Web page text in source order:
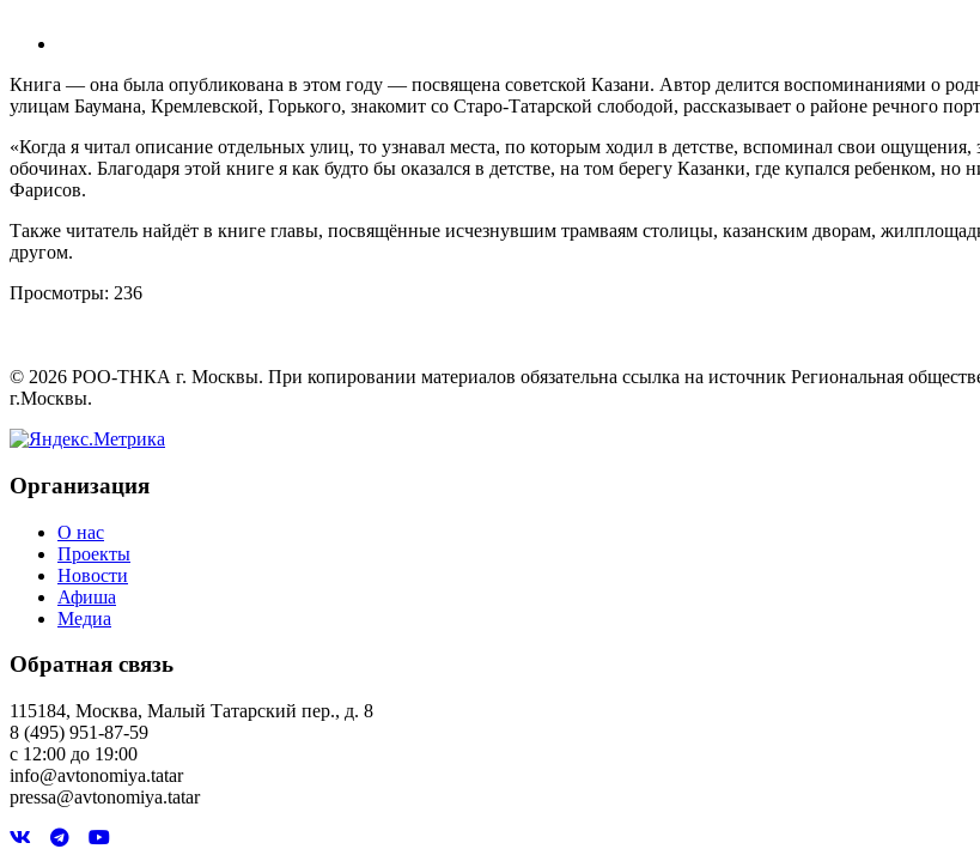
Книга — она была опубликована в этом году — посвящена советской Казани. Автор делится воспоминаниями о
улицам Баумана, Кремлевской, Горького, знакомит со Старо-Татарской слободой, рассказывает о районе речного
«Когда я читал описание отдельных улиц, то узнавал места, по которым ходил в детстве, вспоминал свои
обочинах. Благодаря этой книге я как будто бы оказался в детстве, на том берегу Казанки, где купался ребенком,
Фарисов.
Также читатель найдёт в книге главы, посвящённые исчезнувшим трамваям столицы, казанским дворам,
другом.
Просмотры: 236
© 2026 РОО-ТНКА г. Москвы. При копировании материалов обязательна ссылка на источник Региональная
г.Москвы.
Организация
О нас
Проекты
Новости
Афиша
Медиа
Обратная связь
115184, Москва, Малый Татарский пер., д. 8
8 (495) 951-87-59
с 12:00 до 19:00
info@avtonomiya.tatar
pressa@avtonomiya.tatar